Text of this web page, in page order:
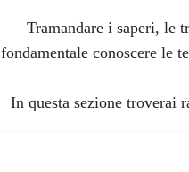
Tramandare i saperi, le
fondamentale conoscere le
In questa sezione troverai